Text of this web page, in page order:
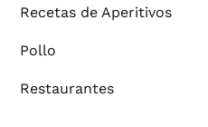
Recetas de Aperitivos
Pollo
Restaurantes